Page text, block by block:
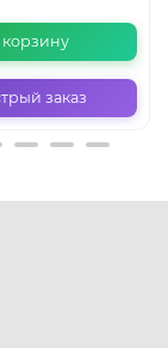
корзину
заказ